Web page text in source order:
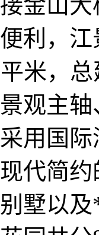
利，
米，
观主
用国
代简
墅以